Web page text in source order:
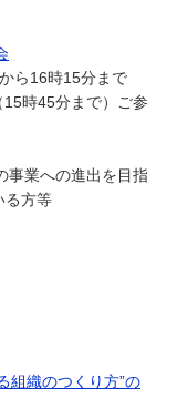
ら16時15分まで
時45分まで）ご参
事業への進出を目指
る方等
組織のつくり方”の